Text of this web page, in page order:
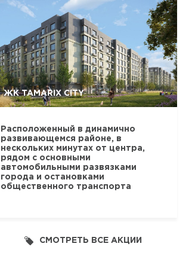
ЖК TAMARIX CITY
Расположенный в динамично
развивающемся районе, в
нескольких минутах от центра,
рядом с основными
автомобильными развязками
города и остановками
общественного транспорта
СМОТРЕТЬ ВСЕ АКЦИИ